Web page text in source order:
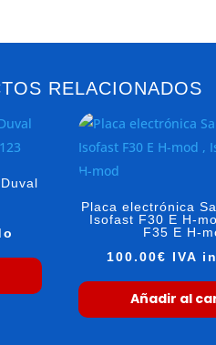
RELACIONADOS
Placa electrónica
Isofast F30 E H-
F35 E H-
100.00€ IVA
Añadir al